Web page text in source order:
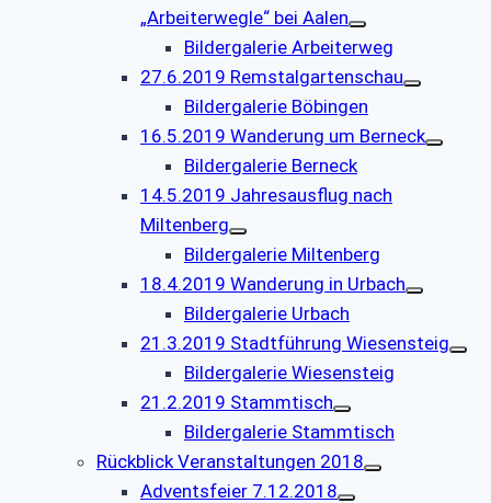
„Arbeiterwegle“ bei Aalen
Bildergalerie Arbeiterweg
27.6.2019 Remstalgartenschau
Bildergalerie Böbingen
16.5.2019 Wanderung um Berneck
Bildergalerie Berneck
14.5.2019 Jahresausflug nach
Miltenberg
Bildergalerie Miltenberg
18.4.2019 Wanderung in Urbach
Bildergalerie Urbach
21.3.2019 Stadtführung Wiesensteig
Bildergalerie Wiesensteig
21.2.2019 Stammtisch
Bildergalerie Stammtisch
Rückblick Veranstaltungen 2018
Adventsfeier 7.12.2018